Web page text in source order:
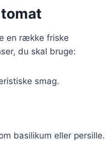
en række friske
du skal bruge:
smag.
basilikum eller persille.